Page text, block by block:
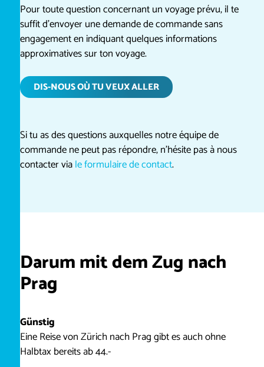
Pour toute question concernant un voyage prévu, il te
suffit d’envoyer une demande de commande sans
engagement en indiquant quelques informations
approximatives sur ton voyage.
DIS-NOUS OÙ TU VEUX ALLER
Si tu as des questions auxquelles notre équipe de
commande ne peut pas répondre, n’hésite pas à nous
contacter viale formulaire de contact.
Darum mit dem Zug nach
Prag
Günstig
Eine Reise von Zürich nach Prag gibt es auch ohne
Halbtax bereits ab 44.-